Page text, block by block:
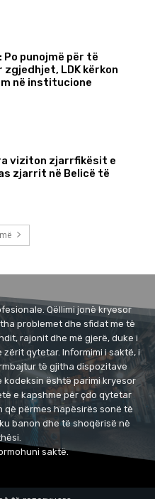
Po punojmë për të
zgjedhjet, LDK kërkon
në institucione
viziton zjarrfikësit e
zjarrit në Belicë të
Qëllimi jonë kryesor
problemet dhe sfidat me të
rajonit dhe më gjerë, duke i
qytetar. Informimi i saktë, i
të gjitha dispozitave
është parimi kryesor
e kapshme për çdo qytetar
që përmes hapësirës sonë të
banon dhe të shoqërisë në
saktë.